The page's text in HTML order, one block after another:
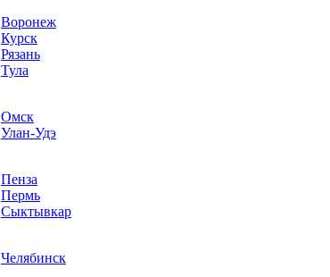
Воронеж
Курск
Рязань
Тула
Омск
Улан-Удэ
Пенза
Пермь
Сыктывкар
Челябинск